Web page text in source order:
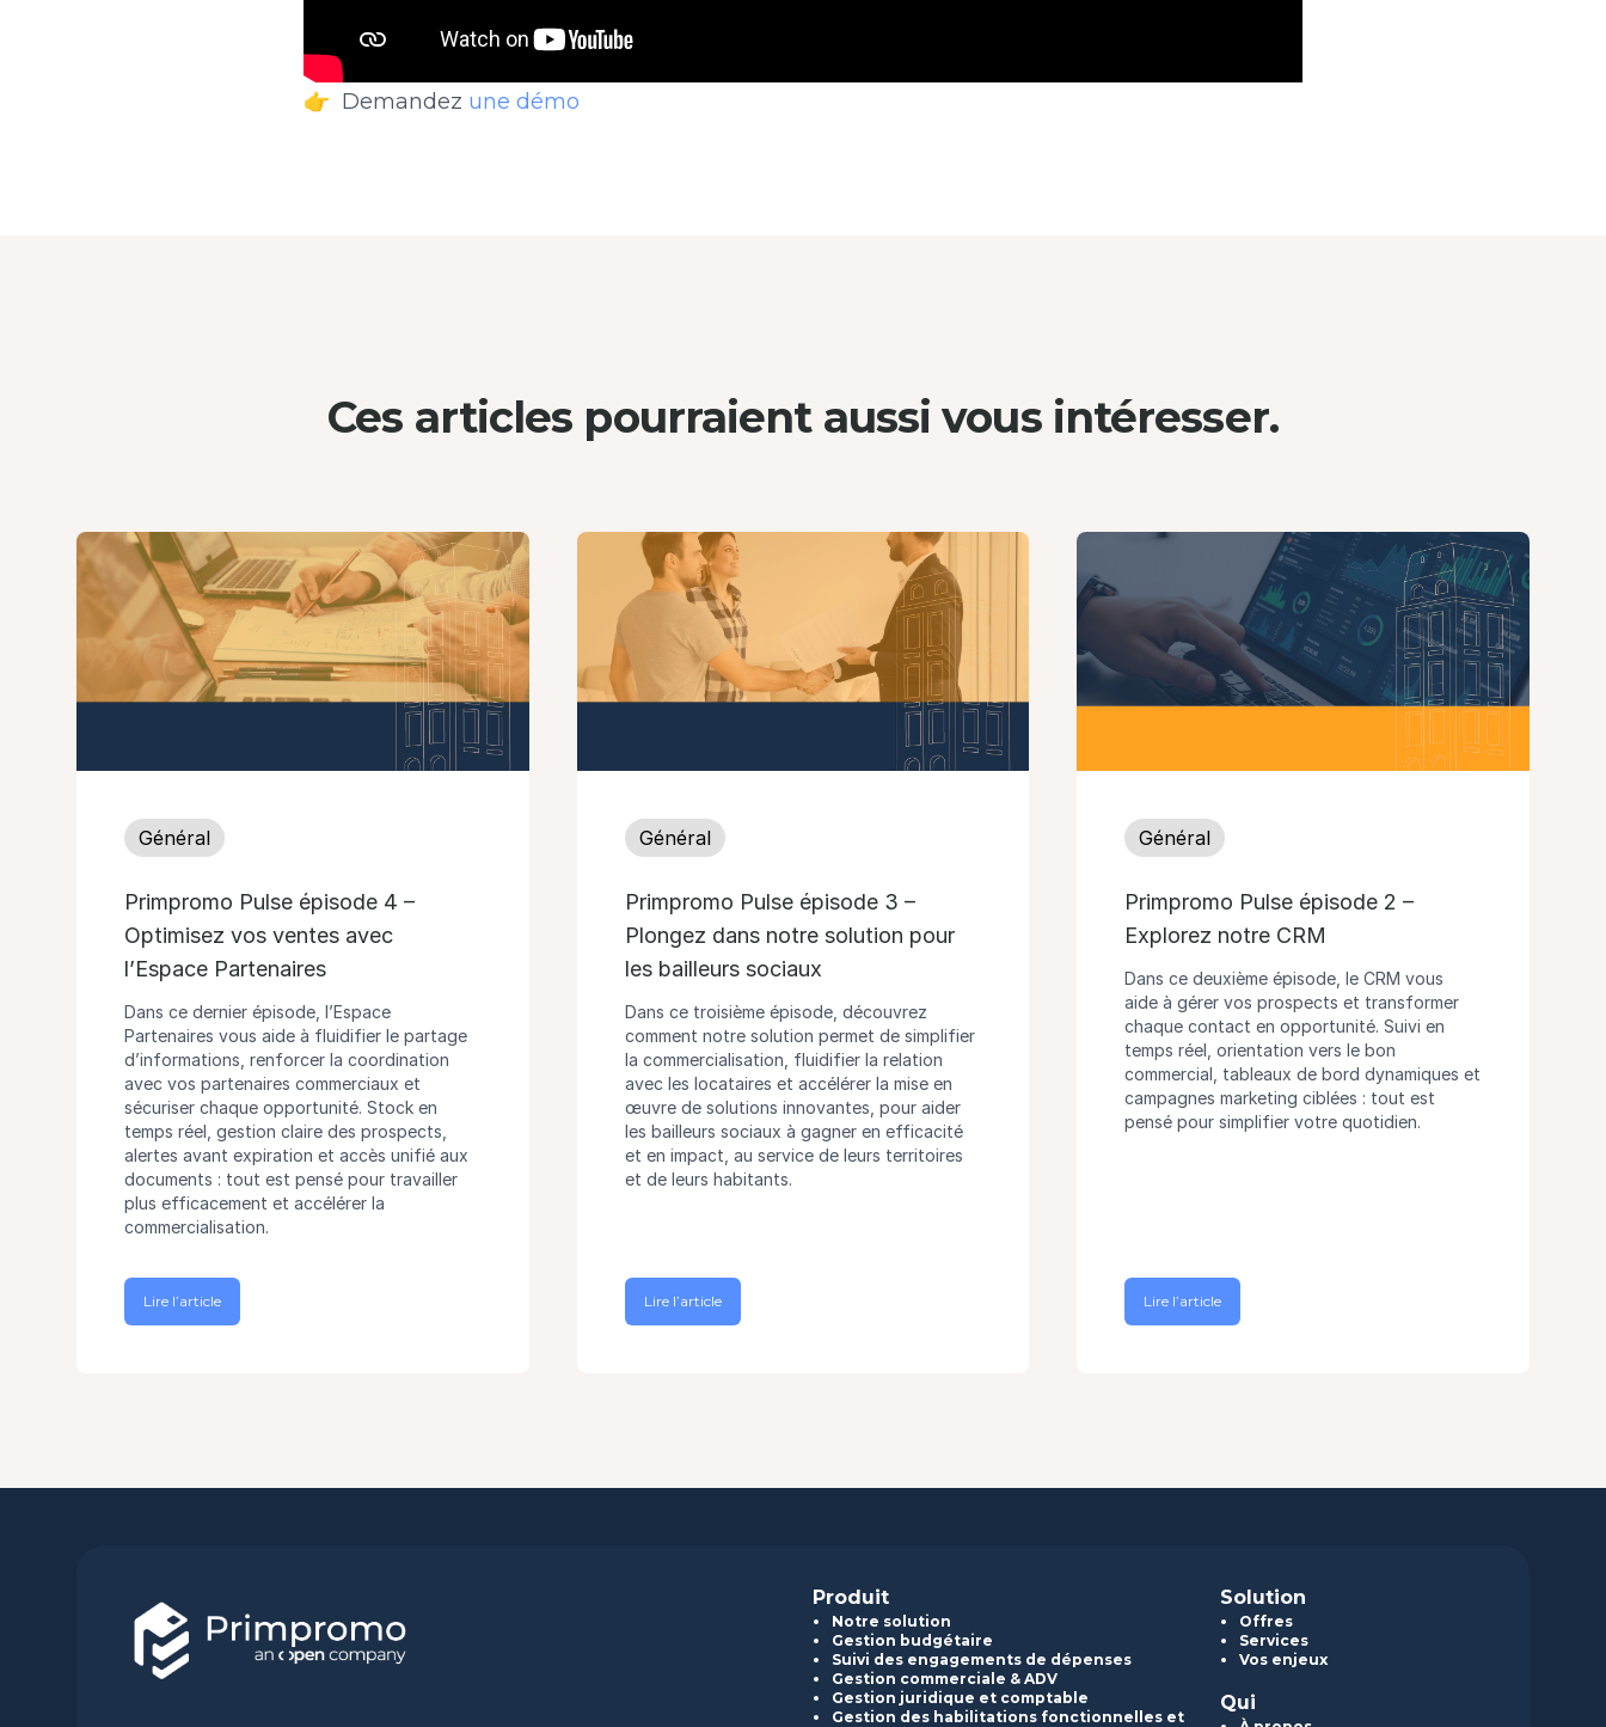
👉 Demandez une démo
Ces articles pourraient aussivous intéresser.
Général
Primpromo Pulse épisode 4 –
Optimisez vos ventes avec
l’Espace Partenaires
Dans ce dernier épisode, l’Espace
Partenaires vous aide à fluidifier le partage
d’informations, renforcer la coordination
avec vos partenaires commerciaux et
sécuriser chaque opportunité. Stock en
temps réel, gestion claire des prospects,
alertes avant expiration et accès unifié aux
documents : tout est pensé pour travailler
plus efficacement et accélérer la
commercialisation.
Lire l’article
Général
Primpromo Pulse épisode 3 –
Plongez dans notre solution pour
les bailleurs sociaux
Dans ce troisième épisode, découvrez
comment notre solution permet de simplifier
la commercialisation, fluidifier la relation
avec les locataires et accélérer la mise en
œuvre de solutions innovantes, pour aider
les bailleurs sociaux à gagner en efficacité
et en impact, au service de leurs territoires
et de leurs habitants.
Lire l’article
Général
Primpromo Pulse épisode 2 –
Explorez notre CRM
Dans ce deuxième épisode, le CRM vous
aide à gérer vos prospects et transformer
chaque contact en opportunité. Suivi en
temps réel, orientation vers le bon
commercial, tableaux de bord dynamiques et
campagnes marketing ciblées : tout est
pensé pour simplifier votre quotidien.
Lire l’article
Produit
Notre solution
Gestion budgétaire
Suivi des engagements de dépenses
Gestion commerciale & ADV
Gestion juridique et comptable
Gestion des habilitations fonctionnelles et
Solution
Offres
Services
Vos enjeux
Qui